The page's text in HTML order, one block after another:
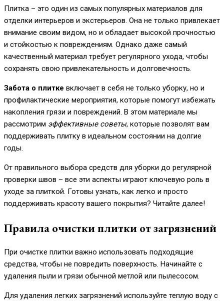
Плитка – это один из самых популярных материалов для
отделки интерьеров и экстерьеров. Она не только привлекает
внимание своим видом, но и обладает высокой прочностью
и стойкостью к повреждениям. Однако даже самый
качественный материал требует регулярного ухода, чтобы
сохранять свою привлекательность и долговечность.
Забота о плитке включает в себя не только уборку, но и
профилактические мероприятия, которые помогут избежать
накопления грязи и повреждений. В этом материале мы
рассмотрим эффективные советы, которые позволят вам
поддерживать плитку в идеальном состоянии на долгие
годы.
От правильного выбора средств для уборки до регулярной
проверки швов – все эти аспекты играют ключевую роль в
уходе за плиткой. Готовы узнать, как легко и просто
поддерживать красоту вашего покрытия? Читайте далее!
Правила очистки плитки от загрязнений
При очистке плитки важно использовать подходящие
средства, чтобы не повредить поверхность. Начинайте с
удаления пыли и грязи обычной метлой или пылесосом.
Для удаления легких загрязнений используйте теплую воду с